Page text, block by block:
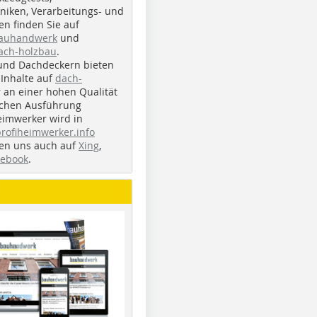
Verarbeitungs- und
finden Sie auf
und
holzbau.
Dachdeckern bieten
Inhalte auf dach-
an einer hohen Qualität
Ausführung
wird in
uns auch aufXing,
.